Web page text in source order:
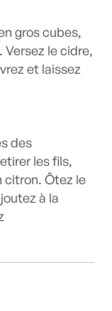
gros cubes,
Versez le cidre,
et laissez
des
les fils,
citron. Ôtez le
à la